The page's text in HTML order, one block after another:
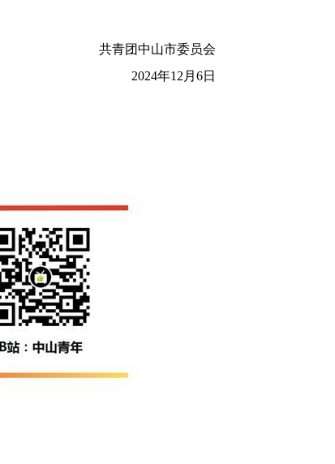
共青团中山市委员会
2024年12月6日